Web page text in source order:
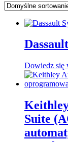
Dowiedz się
Suite